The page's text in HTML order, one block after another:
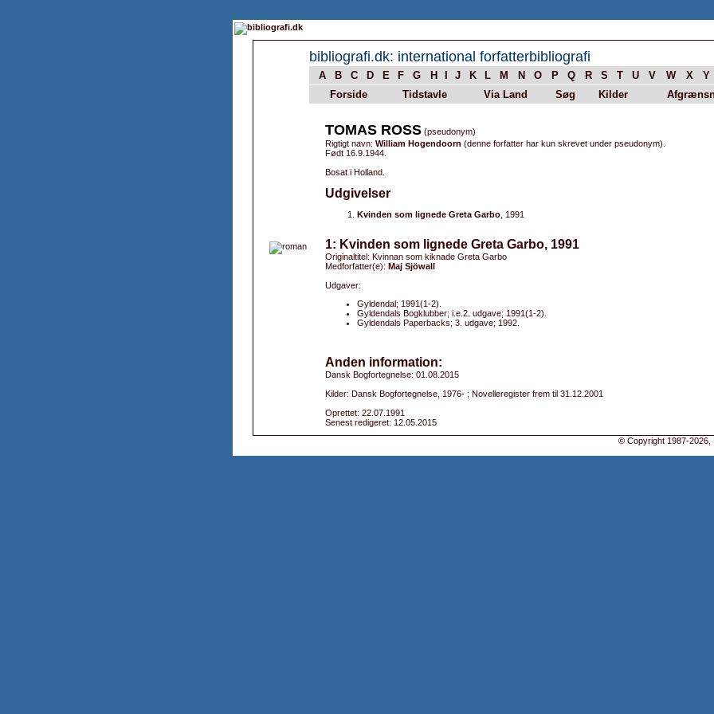
bibliografi.dk: international forfatterbibliografi
A B C D E F G H J K L M N O P Q R S T U V W X Y
Forside
Tidstavle Via Land Søg Kilder
TOMAS ROSS (pseudonym)
Rigtigt navn: William Hogendoorn (denne forfatter har kun skrevet under pseudonym).
Født 16.9.1944.
Bosat i Holland.
Udgivelser
Kvinden som lignede Greta Garbo , 1991
1: Kvinden som lignede Greta Garbo, 1991
Originaltitel: Kvinnan som kiknade Greta Garbo
Medforfatter(e): Maj Sjöwall
Udgaver:
Gyldendal; 1991(1-2).
Gyldendals Bogklubber; i.e.2. udgave; 1991(1-2).
Gyldendals Paperbacks; 3. udgave; 1992.
Anden information:
Dansk Bogfortegnelse: 01.08.2015
Kilder: Dansk Bogfortegnelse, 1976- ; Novelleregister frem til 31.12.2001
Oprettet: 22.07.1991
Senest redigeret: 12.05.2015
© Copyright 1987-